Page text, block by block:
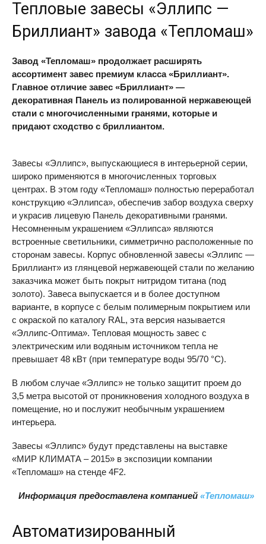
Тепловые завесы «Эллипс —
Бриллиант» завода «Тепломаш»
Завод «Тепломаш» продолжает расширять
ассортимент завес премиум класса «Бриллиант».
Главное отличие завес «Бриллиант» —
декоративная Панель из полированной нержавеющей
стали с многочисленными гранями, которые и
придают сходство с бриллиантом.
Завесы «Эллипс», выпускающиеся в интерьерной серии,
широко применяются в многочисленных торговых
центрах. В этом году «Тепломаш» полностью переработал
конструкцию «Эллипса», обеспечив забор воздуха сверху
и украсив лицевую Панель декоративными гранями.
Несомненным украшением «Эллипса» являются
встроенные светильники, симметрично расположенные по
сторонам завесы. Корпус обновленной завесы «Эллипс —
Бриллиант» из глянцевой нержавеющей стали по желанию
заказчика может быть покрыт нитридом титана (под
золото). Завеса выпускается и в более доступном
варианте, в корпусе с белым полимерным покрытием или
с окраской по каталогу RAL, эта версия называется
«Эллипс-Оптима». Тепловая мощность завес с
электрическим или водяным источником тепла не
превышает 48 кВт (при температуре воды 95/70 °C).
В любом случае «Эллипс» не только защитит проем до
3,5 метра высотой от проникновения холодного воздуха в
помещение, но и послужит необычным украшением
интерьера.
Завесы «Эллипс» будут представлены на выставке
«МИР КЛИМАТА – 2015» в экспозиции компании
«Тепломаш» на стенде 4F2.
Информация предоставлена компанией «Тепломаш»
Автоматизированный